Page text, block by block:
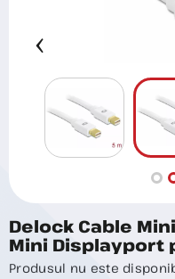
Delock Cable
Mini Displayport
Produsul nu este